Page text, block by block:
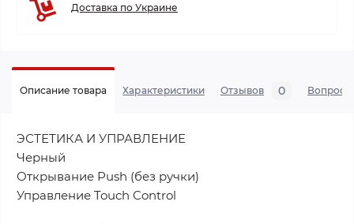
Доставка по Украине
Описание товара Характеристики Отзывов 0 Вопросы
ЭСТЕТИКА И УПРАВЛЕНИЕ
Черный
Открывание Push (без ручки)
Управление Touch Control